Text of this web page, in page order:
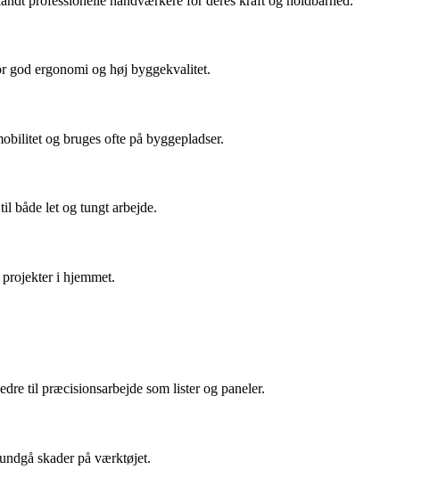
god ergonomi og høj byggekvalitet.
og bruges ofte på byggepladser.
både let og tungt arbejde.
i hjemmet.
til præcisionsarbejde som lister og paneler.
skader på værktøjet.